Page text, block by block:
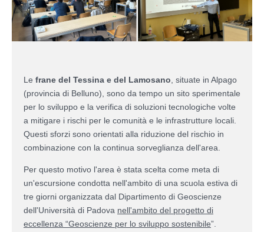
Le frane del Tessina e del Lamosano , situate in Alpago
(provincia di Belluno), sono da tempo un sito sperimentale
per lo sviluppo e la verifica di soluzioni tecnologiche volte
a mitigare i rischi per le comunità e le infrastrutture locali.
Questi sforzi sono orientati alla riduzione del rischio in
combinazione con la continua sorveglianza dell'area.
Per questo motivo l'area è stata scelta come meta di
un'escursione condotta nell'ambito di una scuola estiva di
tre giorni organizzata dal Dipartimento di Geoscienze
dell'Università di Padova nell'ambito del progetto di
eccellenza “Geoscienze per lo sviluppo sostenibile”.